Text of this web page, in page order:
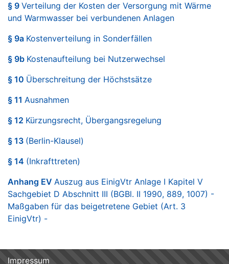
§ 9 Verteilung der Kosten der Versorgung mit Wärme
und Warmwasser bei verbundenen Anlagen
§ 9a Kostenverteilung in Sonderfällen
§ 9b Kostenaufteilung bei Nutzerwechsel
§ 10 Überschreitung der Höchstsätze
§ 11 Ausnahmen
§ 12 Kürzungsrecht, Übergangsregelung
§ 13 (Berlin-Klausel)
§ 14 (Inkrafttreten)
Anhang EV Auszug aus EinigVtr Anlage I Kapitel V
Sachgebiet D Abschnitt III (BGBl. II 1990, 889, 1007) -
Maßgaben für das beigetretene Gebiet (Art. 3
EinigVtr) -
Impressum